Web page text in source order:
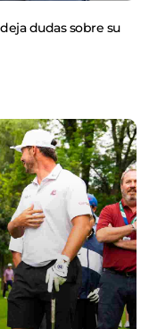
dudas sobre su